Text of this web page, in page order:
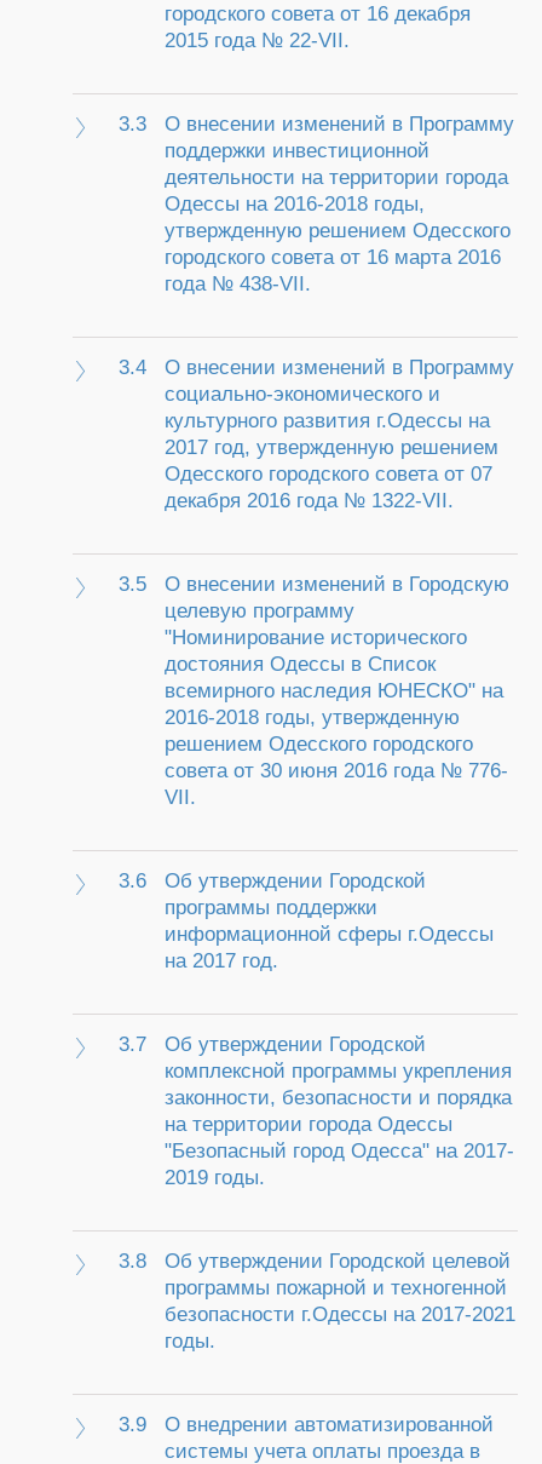
городского совета от 16 декабря
2015 года № 22-VII.
3.3
О внесении изменений в Программу
поддержки инвестиционной
деятельности на территории города
Одессы на 2016-2018 годы,
утвержденную решением Одесского
городского совета от 16 марта 2016
года № 438-VII.
3.4
О внесении изменений в Программу
социально-экономического и
культурного развития г.Одессы на
2017 год, утвержденную решением
Одесского городского совета от 07
декабря 2016 года № 1322-VII.
3.5
О внесении изменений в Городскую
целевую программу
"Номинирование исторического
достояния Одессы в Список
всемирного наследия ЮНЕСКО" на
2016-2018 годы, утвержденную
решением Одесского городского
совета от 30 июня 2016 года № 776-
VII.
3.6
Об утверждении Городской
программы поддержки
информационной сферы г.Одессы
на 2017 год.
3.7
Об утверждении Городской
комплексной программы укрепления
законности, безопасности и порядка
на территории города Одессы
"Безопасный город Одесса" на 2017-
2019 годы.
3.8
Об утверждении Городской целевой
программы пожарной и техногенной
безопасности г.Одессы на 2017-2021
годы.
3.9
О внедрении автоматизированной
системы учета оплаты проезда в